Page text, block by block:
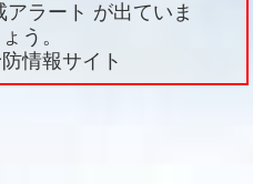
ラート が出ていま
う。
情報サイト